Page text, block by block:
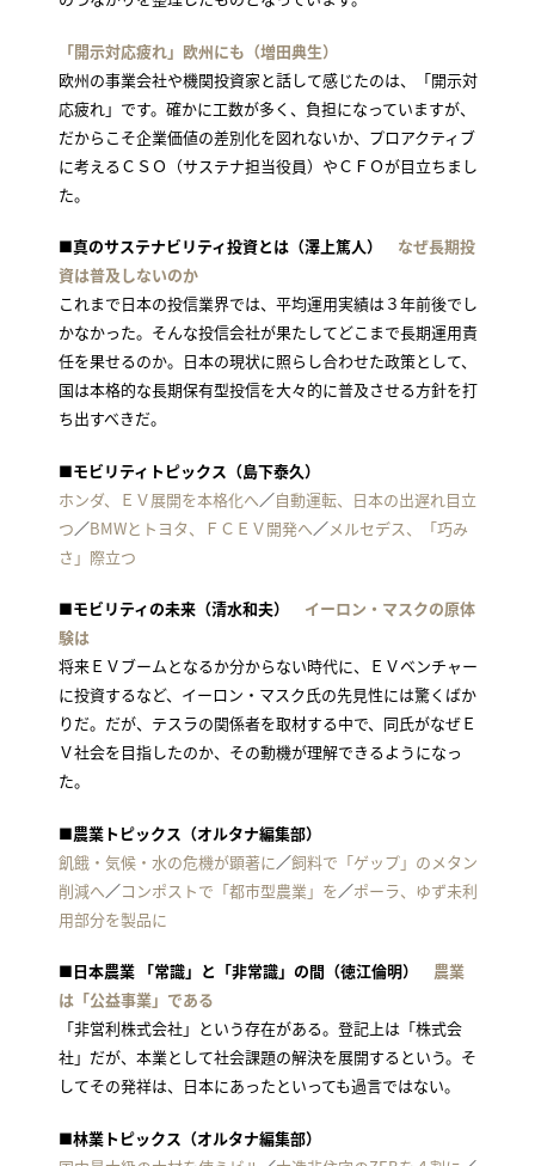
「開示対応疲れ」欧州にも（増田典生）
欧州の事業会社や機関投資家と話して感じたのは、「開示対
応疲れ」です。確かに工数が多く、負担になっていますが、
だからこそ企業価値の差別化を図れないか、プロアクティブ
に考えるＣＳＯ（サステナ担当役員）やＣＦＯが目立ちまし
た。
■真のサステナビリティ投資とは（澤上篤人） なぜ長期投
資は普及しないのか
これまで日本の投信業界では、平均運用実績は３年前後でし
かなかった。そんな投信会社が果たしてどこまで長期運用責
任を果せるのか。日本の現状に照らし合わせた政策として、
国は本格的な長期保有型投信を大々的に普及させる方針を打
ち出すべきだ。
■モビリティトピックス（島下泰久）
ホンダ、ＥＶ展開を本格化へ／自動運転、日本の出遅れ目立
つ／BMWとトヨタ、ＦＣＥＶ開発へ／メルセデス、「巧み
さ」際立つ
■モビリティの未来（清水和夫） イーロン・マスクの原体
験は
将来ＥＶブームとなるか分からない時代に、ＥＶベンチャー
に投資するなど、イーロン・マスク氏の先見性には驚くばか
りだ。だが、テスラの関係者を取材する中で、同氏がなぜＥ
Ｖ社会を目指したのか、その動機が理解できるようになっ
た。
■農業トピックス（オルタナ編集部）
飢餓・気候・水の危機が顕著に／飼料で「ゲップ」のメタン
削減へ／コンポストで「都市型農業」を／ポーラ、ゆず未利
用部分を製品に
■日本農業 「常識」と「非常識」の間（徳江倫明） 農業
は「公益事業」である
「非営利株式会社」という存在がある。登記上は「株式会
社」だが、本業として社会課題の解決を展開するという。そ
してその発祥は、日本にあったといっても過言ではない。
■林業トピックス（オルタナ編集部）